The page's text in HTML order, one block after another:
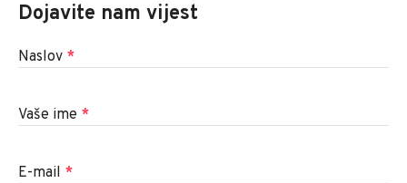
Dojavite nam vijest
Naslov *
Vaše ime *
E-mail *